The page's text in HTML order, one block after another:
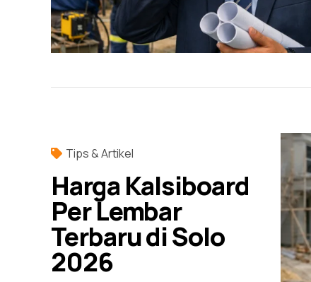
Tips & Artikel
Harga Kalsiboard
Per Lembar
Terbaru di Solo
2026